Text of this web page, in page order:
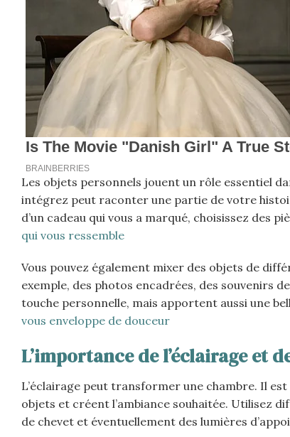
Les objets personnels jouent un rôle essentiel
intégrez peut raconter une partie de votre
d’un cadeau qui vous a marqué, choisissez des
qui vous ressemble
Vous pouvez également mixer des objets de
exemple, des photos encadrées, des souvenirs
touche personnelle, mais apportent aussi une
vous enveloppe de douceur
L’importance de l’éclairage et
L’éclairage peut transformer une chambre. Il
objets et créent l’ambiance souhaitée. Utilisez
de chevet et éventuellement des lumières